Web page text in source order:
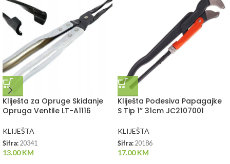
Kliješta za Opruge Skidanje
Opruga Ventile LT-A1116
KLIJEŠTA
Šifra: 20341
13.00KM
Kliješta Podesiva Papagajke
S Tip 1” 31cm JC2107001
KLIJEŠTA
Šifra: 20186
17.00KM